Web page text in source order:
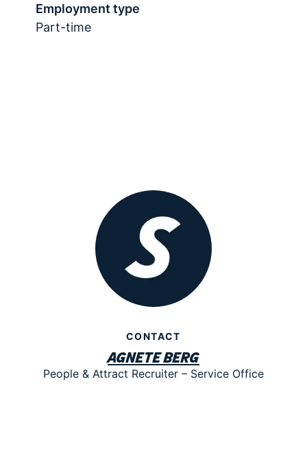
Employment type
Part-time
CONTACT
Agnete Berg
People & Attract Recruiter – Service Office